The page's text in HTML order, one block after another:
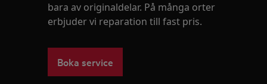
bara av originaldelar. På många orter
erbjuder vi reparation till fast pris.
Boka service